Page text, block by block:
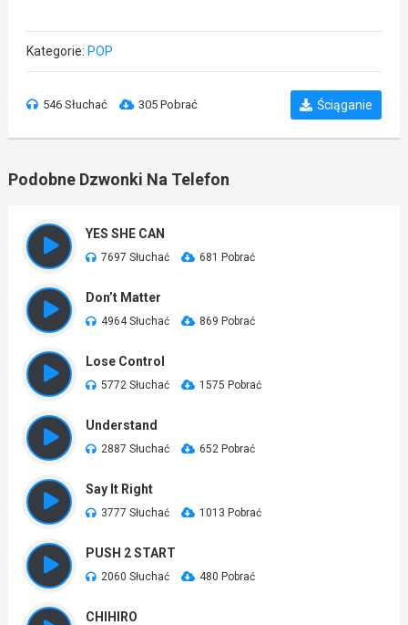
Kategorie: POP
546 Słuchać 305 Pobrać Ściąganie
Podobne Dzwonki Na Telefon
YES SHE CAN
7697 Słuchać 681 Pobrać
Don’t Matter
4964 Słuchać 869 Pobrać
Lose Control
5772 Słuchać 1575 Pobrać
Understand
2887 Słuchać 652 Pobrać
Say It Right
3777 Słuchać 1013 Pobrać
PUSH 2 START
2060 Słuchać 480 Pobrać
CHIHIRO